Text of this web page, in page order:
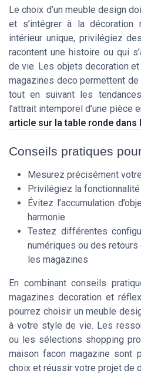
Le choix d’un meuble design
et s’intégrer à la décoration
intérieur unique, privilégiez
racontent une histoire ou qui
de vie. Les objets decoration
magazines deco permettent
tout en suivant les
l’attrait intemporel d’une pièce
article sur la table ronde dans
Conseils pratiques
Mesurez précisément
Privilégiez la fonctionnalité
Évitez l’accumulation
harmonie
Testez différentes
numériques ou des retours
les magazines
En combinant conseils
magazines decoration et
pourrez choisir un meuble
à votre style de vie. Les
ou les sélections shopping
maison facon magazine sont
choix et réussir votre projet de